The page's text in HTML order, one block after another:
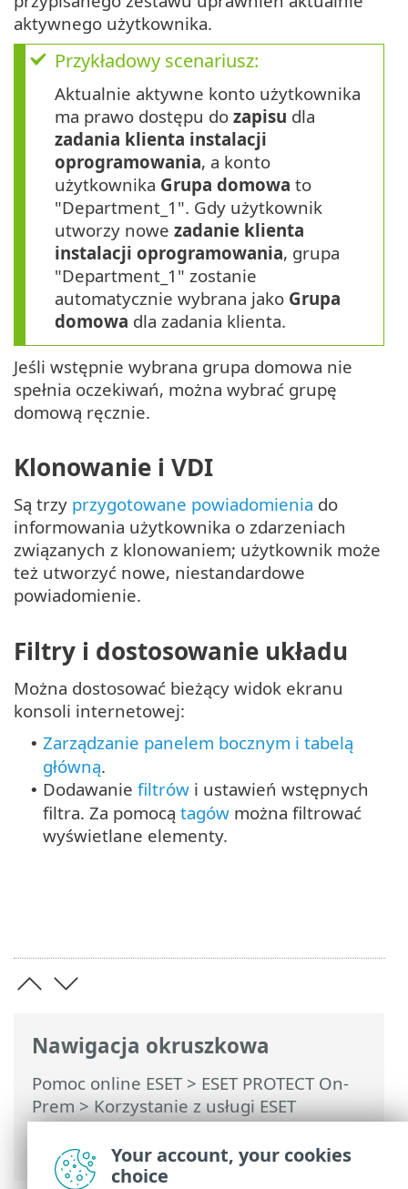
Nawigacja okruszkowa
Pomoc online ESET> ESET PROTECT On-
Prem>Korzystanie z usługi ESET
PROTECT On-Prem>ESET PROTECT On-
Prem Menu główne> Powiadomienia
aktywnego użytkownika.
Przykładowy scenariusz:
Aktualnie aktywne konto użytkownika
ma prawo dostępu do zapisu dla
zadania klienta instalacji
oprogramowania, a konto
użytkownika Grupa domowa to
"Department_1". Gdy użytkownik
utworzy nowe zadanie klienta
instalacji oprogramowania, grupa
"Department_1" zostanie
automatycznie wybrana jako Grupa
domowa dla zadania klienta.
Jeśli wstępnie wybrana grupa domowa nie
spełnia oczekiwań, można wybrać grupę
domową ręcznie.
Klonowanie i VDI
Są trzy przygotowane powiadomienia do
informowania użytkownika o zdarzeniach
związanych z klonowaniem; użytkownik może
też utworzyć nowe, niestandardowe
powiadomienie.
Filtry i dostosowanie układu
Można dostosować bieżący widok ekranu
konsoli internetowej:
• Zarządzanie panelem bocznym i tabelą
główną.
• Dodawanie filtrów i ustawień wstępnych
filtra. Za pomocą tagów można filtrować
wyświetlane elementy.
Your account, your cookies
choice